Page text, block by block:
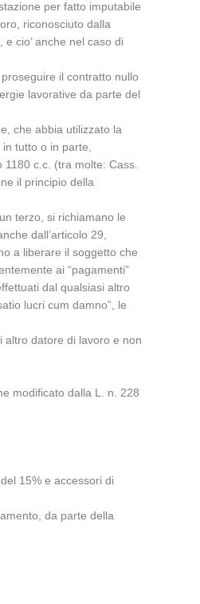
per fatto imputabile
riconosciuto dalla
cio’ anche nel caso di
il contratto nullo
lavorative da parte del
che abbia utilizzato la
tutto o in parte,
c.c. (tra molte: Cass.
il principio della
terzo, si richiamano le
dall’articolo 29,
a liberare il soggetto che
ai “pagamenti”
dal qualsiasi altro
lucri cum damno”, le
altro datore di lavoro e non
modificato dalla L. n. 228
15% e accessori di
da parte della